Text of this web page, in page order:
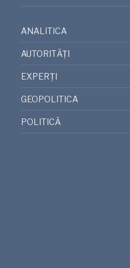
ANALITICA
AUTORITĂȚI
EXPERȚI
GEOPOLITICA
POLITICĂ